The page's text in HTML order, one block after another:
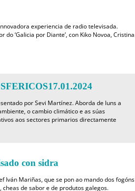
experiencia de radio televisada.
‘Galicia por Diante’, con Kiko Novoa, Cristina
por Sevi Martínez. Aborda de luns a
o cambio climático e as súas
aos sectores primarios directamente
con sidra
Iván Mariñas, que se pon ao mando dos fogóns
de sabor e de produtos galegos.